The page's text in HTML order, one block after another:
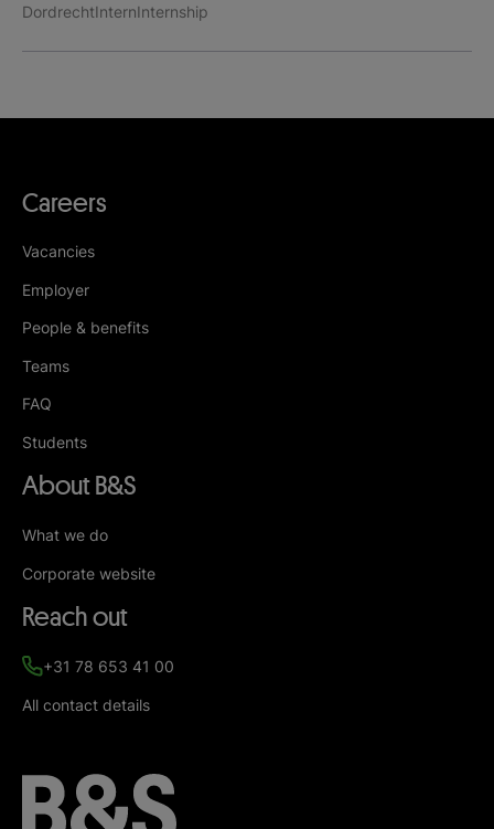
DordrechtInternInternship
Careers
Vacancies
Employer
People & benefits
Teams
FAQ
Students
About B&S
What we do
Corporate website
Reach out
+31 78 653 41 00
All contact details